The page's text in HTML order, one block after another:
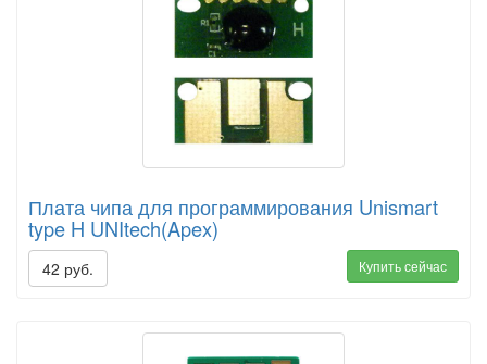
Плата чипа для программирования Unismart
type H UNItech(Apex)
42 руб. Купить сейчас